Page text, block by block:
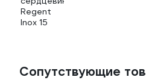
Сопутствующие